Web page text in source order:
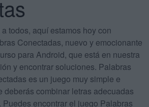
todos, aquí estamos hoy con
Conectadas, nuevo y emocionante
para Android, que está en nuestra
y encontrar soluciones. Palabras
es un juego muy simple e
deberás combinar letras adecuadas
encontrar el juego Palabras